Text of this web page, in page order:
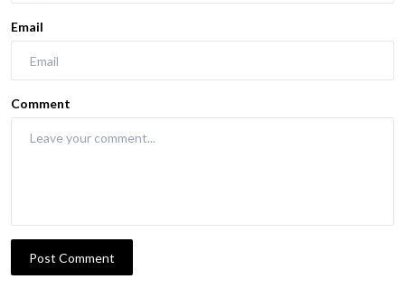
Email
Comment
Post Comment